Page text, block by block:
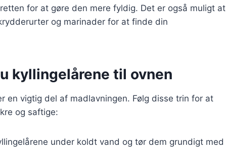
for at gøre den mere fyldig. Det er også muligt at
og marinader for at finde din
kyllingelårene til ovnen
en vigtig del af madlavningen. Følg disse trin for at
og saftige:
under koldt vand og tør dem grundigt med